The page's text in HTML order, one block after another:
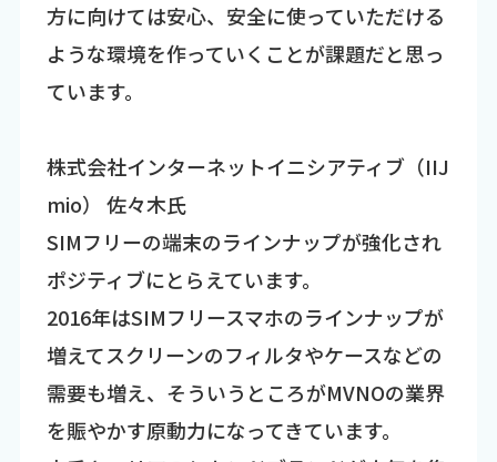
方に向けては安心、安全に使っていただける
ような環境を作っていくことが課題だと思っ
ています。
株式会社インターネットイニシアティブ（IIJ
mio） 佐々木氏
SIMフリーの端末のラインナップが強化され
ポジティブにとらえています。
2016年はSIMフリースマホのラインナップが
増えてスクリーンのフィルタやケースなどの
需要も増え、そういうところがMVNOの業界
を賑やかす原動力になってきています。